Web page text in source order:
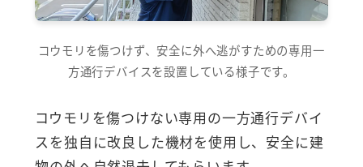
コウモリを傷つけず、安全に外へ逃がすための専用一
方通行デバイスを設置している様子です。
コウモリを傷つけない専用の一方通行デバイ
スを独自に改良した機材を使用し、安全に建